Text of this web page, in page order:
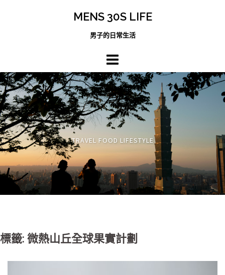
MENS 30S LIFE
男子的日常生活
TRAVEL FOOD LIFESTYLE
標籤: 微熱山丘全球果實計劃